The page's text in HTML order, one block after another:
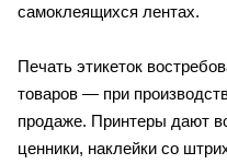
самоклеящихся лентах.
Печать этикеток
товаров — при
продаже. Принтеры дают
ценники, наклейки со